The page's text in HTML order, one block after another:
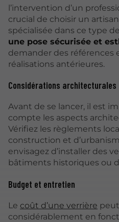
l’intervention d’un
crucial de choisir un
spécialisée dans ce type
une pose sécurisée et
demander des références
réalisations antérieures.
Considérations architecturales
Avant de se lancer, il est
compte les aspects
Vérifiez les règlements
construction et
envisagez d’installer des
bâtiments historiques ou
Budget et entretien
Le coût d’une verrière
considérablement en